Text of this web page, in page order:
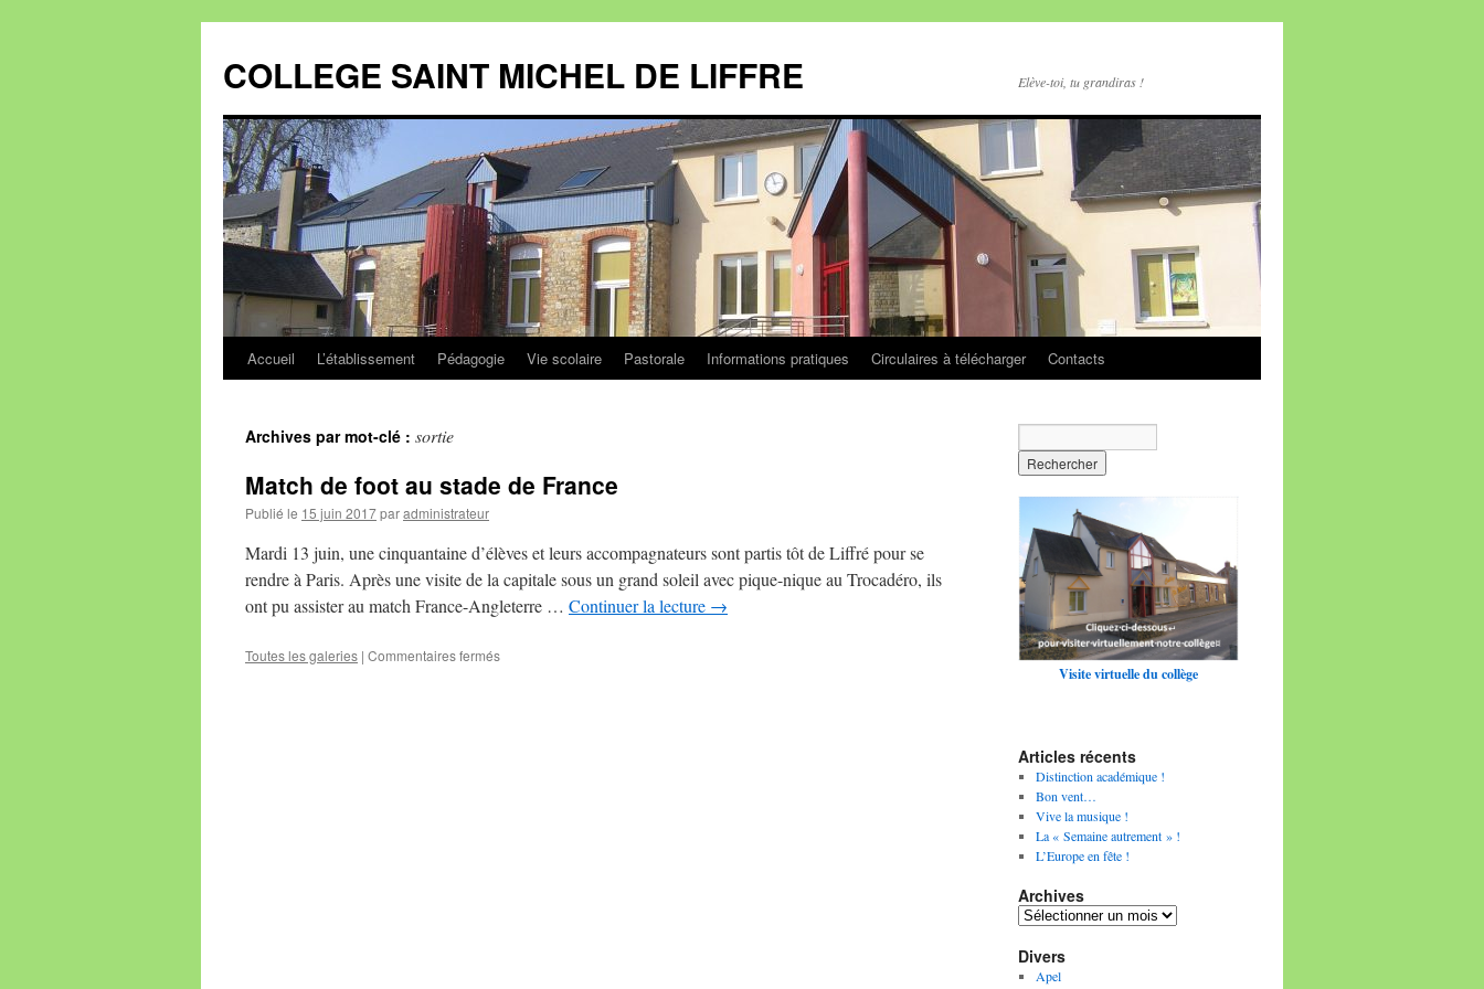
contenu
COLLEGE SAINT MICHEL DE LIFFRE Elève-toi, tu grandiras !
Accueil L’établissement Pédagogie Vie scolaire Pastorale Informations pratiques Circulaires à télécharger Contacts
Archives par mot-clé : sortie
Match de foot au stade de France
Publié le 15 juin 2017paradministrateur
Mardi 13 juin, une cinquantaine d’élèves et leurs accompagnateurs sont partis tôt de Liffré pour se
rendre à Paris. Après une visite de la capitale sous un grand soleil avec pique-nique au Trocadéro, ils
ont pu assister au match France-Angleterre … Continuer la lecture →
Toutes les galeries | Commentaires ferméssur
Visite virtuelle du collège
Articles récents
Distinction académique !
Bon vent…
Vive la musique !
La « Semaine autrement » !
L’Europe en fête !
Archives
Archives
Divers
Apel